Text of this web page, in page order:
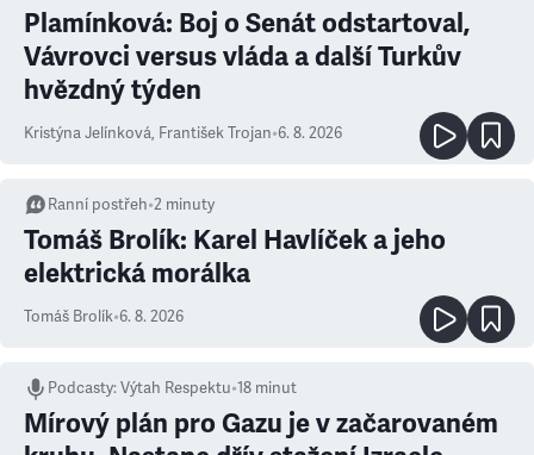
Plamínková: Boj o Senát odstartoval,
Vávrovci versus vláda a další Turkův
hvězdný týden
Kristýna Jelínková, František Trojan•6. 8. 2026
Ranní postřeh•2 minuty
Tomáš Brolík: Karel Havlíček a jeho
elektrická morálka
Tomáš Brolík•6. 8. 2026
Podcasty:Výtah Respektu•18 minut
Mírový plán pro Gazu je v začarovaném